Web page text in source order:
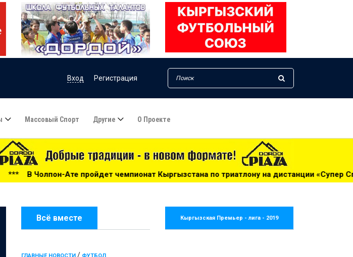
Вход Регистрация
Массовый Спорт Другие О Проекте
Кыргызстана по триатлону на дистанции «Супер Спринт» - 09:35 ***Пловцы
Всё вместе
/
Кыргызская Премьер - лига - 2019